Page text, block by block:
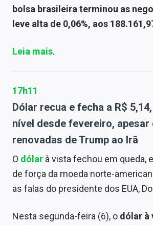
bolsa brasileira terminou as
leve alta de 0,06%, aos
Leia mais.
17h11
Dólar recua e fecha a R$
nível desde fevereiro, apesar
renovadas de Trump ao Irã
O dólar à vista fechou em queda,
de força da moeda norte-
as falas do presidente dos EUA,
Nesta segunda-feira (6), o dólar à